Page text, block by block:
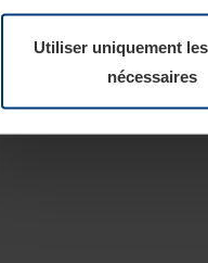
Utiliser uniquement
nécessaires